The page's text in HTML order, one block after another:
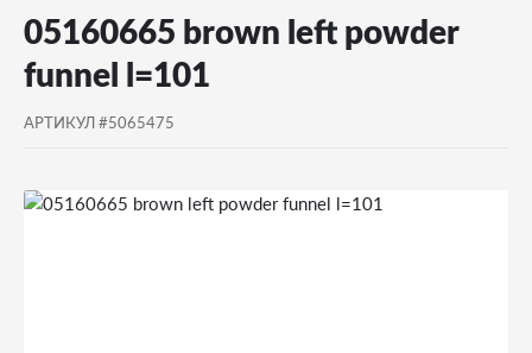
Запчасти для вендинговых автоматов
29-Носики подачи порошка
05160665 brown left powder
funnel l=101
АРТИКУЛ #5065475